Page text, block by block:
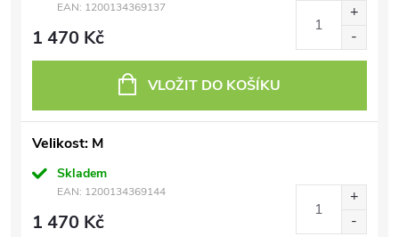
EAN: 1200134369137
1 470 Kč
VLOŽIT DO KOŠÍKU
Velikost: M
Skladem
EAN: 1200134369144
1 470 Kč